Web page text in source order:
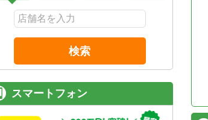
検索
スマートフォン